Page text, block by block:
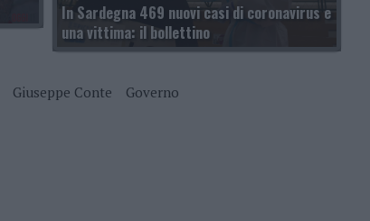
In Sardegna 469 nuovi casi di coronavirus e
una vittima: il bollettino
Giuseppe Conte Governo